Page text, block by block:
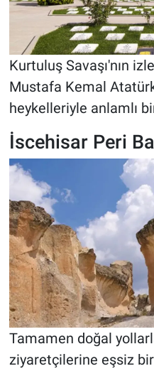
Kurtuluş Savaşı'nın
Mustafa Kemal
heykelleriyle anlamlı
İscehisar Peri
Tamamen doğal
ziyaretçilerine eşsiz